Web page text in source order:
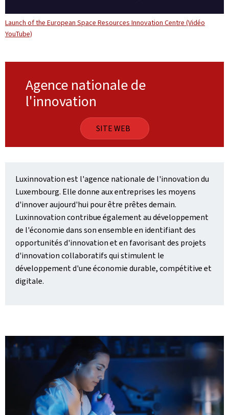
Launch of the European Space Resources Innovation Centre (Vidéo
YouTube)
Agence nationale de
l'innovation
SITE WEB
Luxinnovation est l'agence nationale de l'innovation du
Luxembourg. Elle donne aux entreprises les moyens
d'innover aujourd'hui pour être prêtes demain.
Luxinnovation contribue également au développement
de l'économie dans son ensemble en identifiant des
opportunités d'innovation et en favorisant des projets
d'innovation collaboratifs qui stimulent le
développement d'une économie durable, compétitive et
digitale.